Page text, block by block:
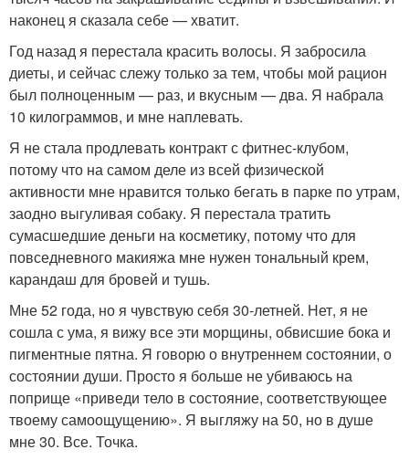
наконец я сказала себе — хватит.
Год назад я перестала красить волосы. Я забросила
диеты, и сейчас слежу только за тем, чтобы мой рацион
был полноценным — раз, и вкусным — два. Я набрала
10 килограммов, и мне наплевать.
Я не стала продлевать контракт с фитнес-клубом,
потому что на самом деле из всей физической
активности мне нравится только бегать в парке по утрам,
заодно выгуливая собаку. Я перестала тратить
сумасшедшие деньги на косметику, потому что для
повседневного макияжа мне нужен тональный крем,
карандаш для бровей и тушь.
Мне 52 года, но я чувствую себя 30-летней. Нет, я не
сошла с ума, я вижу все эти морщины, обвисшие бока и
пигментные пятна. Я говорю о внутреннем состоянии, о
состоянии души. Просто я больше не убиваюсь на
поприще «приведи тело в состояние, соответствующее
твоему самоощущению». Я выгляжу на 50, но в душе
мне 30. Все. Точка.